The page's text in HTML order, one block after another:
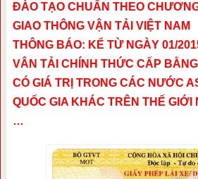
ĐÀO TẠO CHUẨN THEO
GIAO THÔNG VẬN TẢI VIỆT NAM
THÔNG BÁO: KỂ TỪ NGÀY 01/
VÂN TẢI CHÍNH THỨC CẤP
CÓ GIÁ TRỊ TRONG CÁC NƯỚC
QUỐC GIA KHÁC TRÊN THẾ GIỚI
…